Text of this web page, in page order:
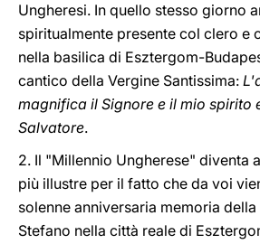
Ungheresi. In quello stesso giorno
spiritualmente presente col clero e
nella basilica di Esztergom-
cantico della Vergine Santissima:
magnifica il Signore e il mio spirito
Salvatore.
2. Il "Millennio Ungherese" diventa
più illustre per il fatto che da voi
solenne anniversaria memoria
Stefano nella città reale di